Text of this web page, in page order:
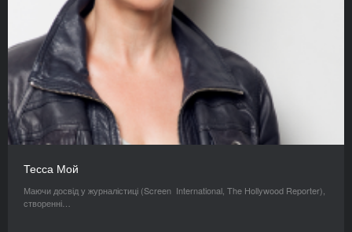
Тесса Мой
Маючи досвід у журналістиці (Screen International, The Hollywood Reporter),
створенні…